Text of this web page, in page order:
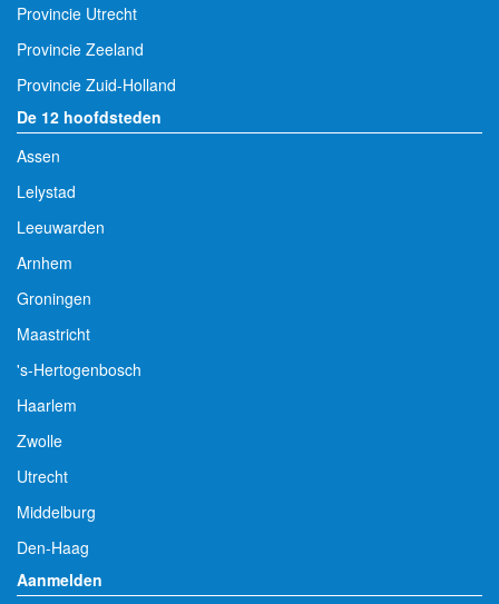
Provincie Utrecht
Provincie Zeeland
Provincie Zuid-Holland
De 12 hoofdsteden
Assen
Lelystad
Leeuwarden
Arnhem
Groningen
Maastricht
's-Hertogenbosch
Haarlem
Zwolle
Utrecht
Middelburg
Den-Haag
Aanmelden